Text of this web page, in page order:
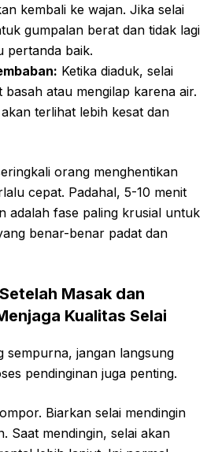
kembali ke wajan. Jika selai
gumpalan berat dan tidak lagi
pertanda baik.
Ketika diaduk, selai
basah atau mengilap karena air.
terlihat lebih kesat dan
orang menghentikan
cepat. Padahal, 5-10 menit
adalah fase paling krusial untuk
benar-benar padat dan
Masak dan
Kualitas Selai
sempurna, jangan langsung
pendinginan juga penting.
Biarkan selai mendingin
Saat mendingin, selai akan